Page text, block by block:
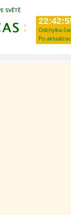
Odchylka
Po